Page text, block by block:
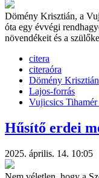
Dömény Krisztián, a
óta egy évvégi
növendékeit és a
citera
citeraóra
Dömény Krisztián
Lajos-forrás
Vujicsics
Hűsítő erdei
2025. április. 14. 10:05